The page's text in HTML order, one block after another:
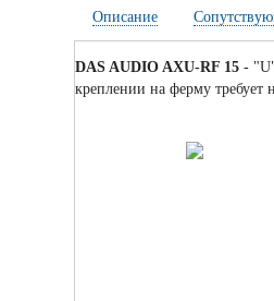
Описание
DAS AUDIO AXU-RF 15 -
креплении на ферму требует